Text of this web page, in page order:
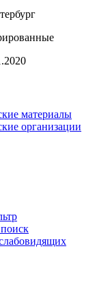
материалы
организации